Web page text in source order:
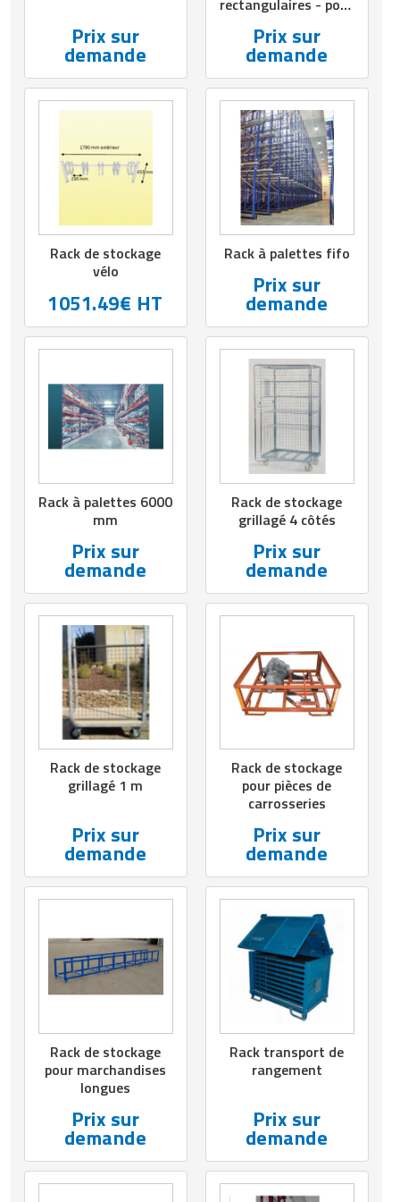
Vêtement sportif
Rôtisserie professionnelle
Sautause professionnelle
Table de cuisson professionnelle
Tables de préparation réfrigérées
Vaisselle restaurant
Vitrines réfrigérées
Prix sur
demande
Prix sur
demande
Rack de stockage
vélo
1051.49€ HT
Rack à palettes fifo
Prix sur
demande
Rack à palettes 6000
mm
Prix sur
demande
Rack de stockage
grillagé 4 côtés
Prix sur
demande
Rack de stockage
grillagé 1 m
Prix sur
demande
Rack de stockage
pour pièces de
carrosseries
Prix sur
demande
Rack de stockage
pour marchandises
longues
Prix sur
demande
Rack transport de
rangement
Prix sur
demande